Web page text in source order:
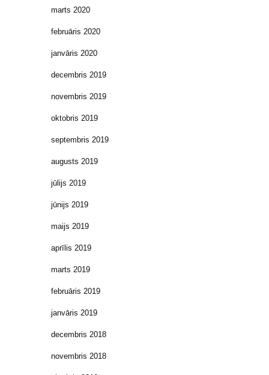
marts 2020
februāris 2020
janvāris 2020
decembris 2019
novembris 2019
oktobris 2019
septembris 2019
augusts 2019
jūlijs 2019
jūnijs 2019
maijs 2019
aprīlis 2019
marts 2019
februāris 2019
janvāris 2019
decembris 2018
novembris 2018